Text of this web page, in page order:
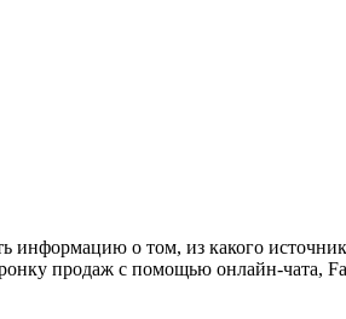
о том, из какого
продаж с помощью онлайн-чата,